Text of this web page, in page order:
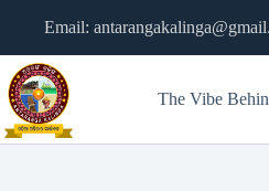
Email:
The Vibe